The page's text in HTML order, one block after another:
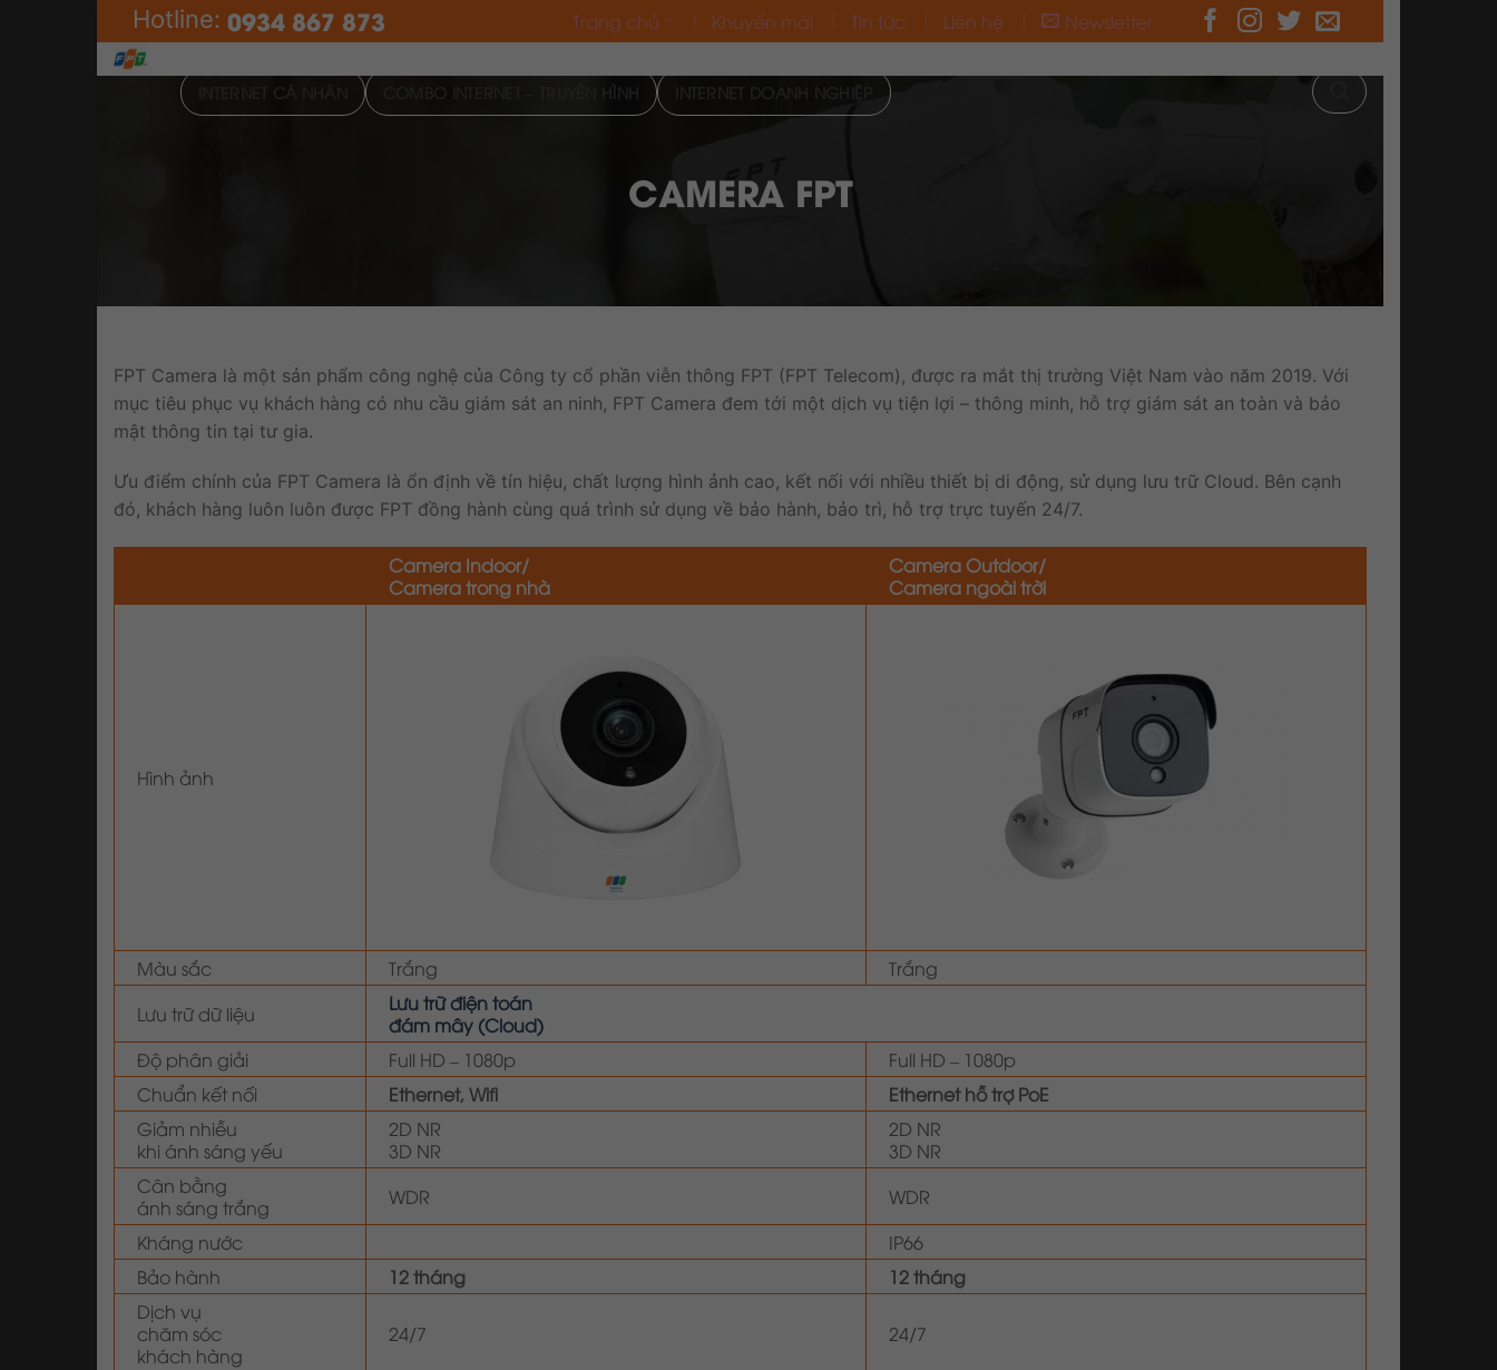
to
content
Hotline: 0934 867 873 Trang chủ Khuyến mãi Tin tức Liên hệ Newsletter
CAMERA FPT
FPT Camera là một sản phẩm công nghệ của Công ty cổ phần viễn thông FPT (FPT Telecom), được ra mắt thị trường Việt Nam vào năm 2019. Với
mục tiêu phục vụ khách hàng có nhu cầu giám sát an ninh, FPT Camera đem tới một dịch vụ tiện lợi – thông minh, hỗ trợ giám sát an toàn và bảo
mật thông tin tại tư gia.
Ưu điểm chính của FPT Camera là ổn định về tín hiệu, chất lượng hình ảnh cao, kết nối với nhiều thiết bị di động, sử dụng lưu trữ Cloud. Bên cạnh
đó, khách hàng luôn luôn được FPT đồng hành cùng quá trình sử dụng về bảo hành, bảo trì, hỗ trợ trực tuyến 24/7.
Camera Indoor/
Camera trong nhà
Camera Outdoor/
Camera ngoài trời
Hình ảnh
Màu sắc Trắng
Trắng
Lưu trữ dữ liệu
Lưu trữ điện toán
đám mây (Cloud)
Độ phân giải
Full HD – 1080p
Full HD – 1080p
Chuẩn kết nối
Ethernet, Wifi
Ethernet hỗ trợ PoE
Giảm nhiễu
khi ánh sáng yếu
2D NR
3D NR
2D NR
3D NR
Cân bằng
ánh sáng trắng
WDR
WDR
Kháng nước
IP66
Bảo hành
12 tháng
12 tháng
Dịch vụ
chăm sóc
khách hàng
24/7 24/7